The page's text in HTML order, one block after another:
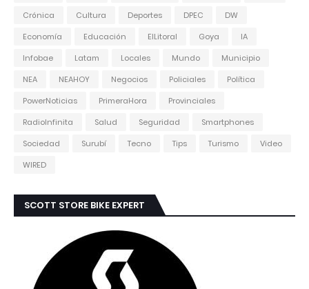
Crónica
Cultura Deportes DPEC
DW
Economía
Educación ElLitoral Goya
IA
Infobae
Latam Locales Mundo
Municipio
NEA
NEAHOY Negocios Policiales
Política
PowerNoticias
PrimeraHora
Provinciales
RadioInfinita
Salud Seguridad
Smartphones
Sociedad
Surubí Tecno Tips Turismo
Video
WIRED
SCOTT STORE BIKE EXPERT